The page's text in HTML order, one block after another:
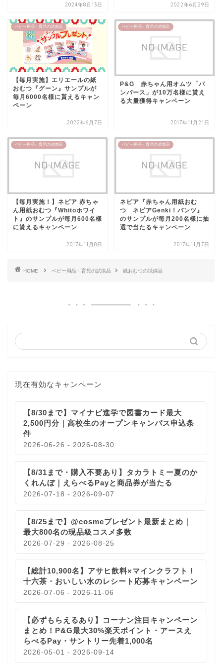
2024年8月13日 2022年6月29日
ベビー用品・育児の試供品
【毎月実施】エリエールの紙
おむつ『グーン』サンプルが
毎月6000名様に貰えるキャン
ペーン
2022年6月7日
ベビー用品・育児の試供品
P&G 赤ちゃん用オムツ「パ
ンパース」が10万名様に貰え
る大量獲得キャンペーン
2017年11月21日
ベビー用品・育児の試供品
【毎月実施！】ネピア 赤ちゃ
ん用紙おむつ『Whitoホワイ
ト』のサンプルが毎月600名様
に貰えるキャンペーン
2017年11月8日
ベビー用品・育児の試供品
ネピア『赤ちゃん用紙おむ
つ ネピアGenki！パンツ』
のサンプルが毎月200名様に抽
選で当たるキャンペーン
2017年11月7日
HOME ベビー用品・育児の試供品 紙おむつの試供品
現在有効なキャンペーン
【8/30まで】マイナビ進学で図書カード最大
2,500円分｜高校生のオープンキャンパス申込条
件
2026-06-26 - 2026-08-30
【8/31まで・購入不要あり】タカラトミー夏のか
くれんぼ｜えらべるPayと商品券が当たる
2026-07-18 - 2026-09-07
【8/25まで】@cosmeプレゼント最新まとめ｜
最大800名の現品級コスメ多数
2026-07-29 - 2026-08-25
【総計10,900名】アサヒ飲料×マインクラフト！
十六茶・おいしい水のレシート応募キャンペーン
2026-07-06 - 2026-11-06
【必ずもらえるあり】コーナン注目キャンペーン
まとめ！P&G最大30%楽天ポイント・アースえ
らべるPay・サントリー先着1,000名
2026-05-01 - 2026-09-14